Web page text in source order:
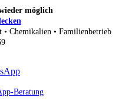
möglich
• Chemikalien • Familienbetrieb
Beratung